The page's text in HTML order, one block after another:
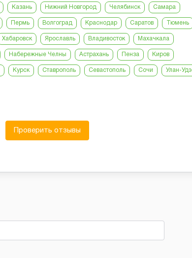
Казань Нижний Новгород Челябинск Самара
Пермь Волгоград Краснодар Саратов Тюмень
Хабаровск Ярославль Владивосток Махачкала
Набережные Челны Астрахань Пенза Киров
Курск Ставрополь Севастополь Сочи Улан-Удэ
Проверить отзывы